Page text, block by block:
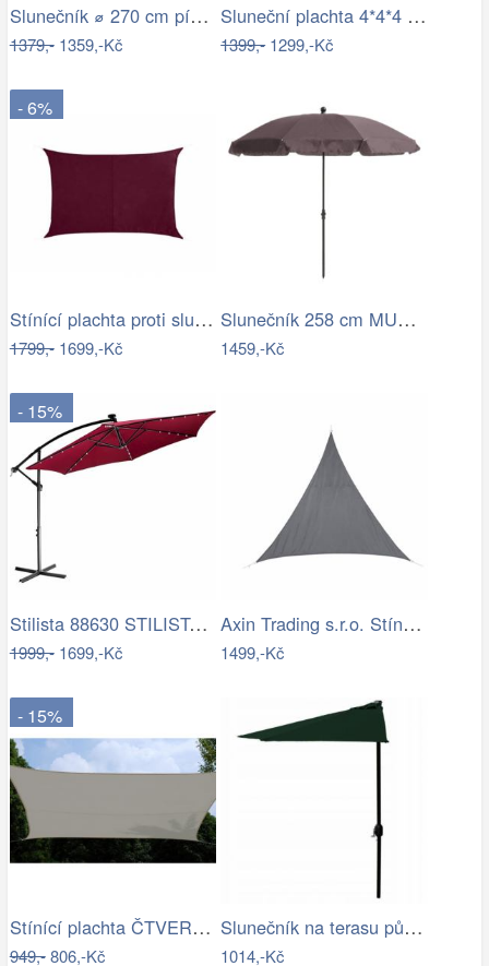
Slunečník ⌀ 270 cm pískově béžový VARESE
1379,-1359,-Kč
Sluneční plachta 4*4*4 m bílá
1399,-1299,-Kč
- 6%
Stínící plachta proti slunci 3x4m bordó
1799,-1699,-Kč
Slunečník 258 cm MURASA Bílá
1459,-Kč
- 15%
Stilista 88630 STILISTA Zahradní LED…
1999,-1699,-Kč
Axin Trading s.r.o. Stínící plachta…
1499,-Kč
- 15%
Stínící plachta ČTVEREC Rojaplast
949,-806,-Kč
Slunečník na terasu půlkruhový - zelený…
1014,-Kč